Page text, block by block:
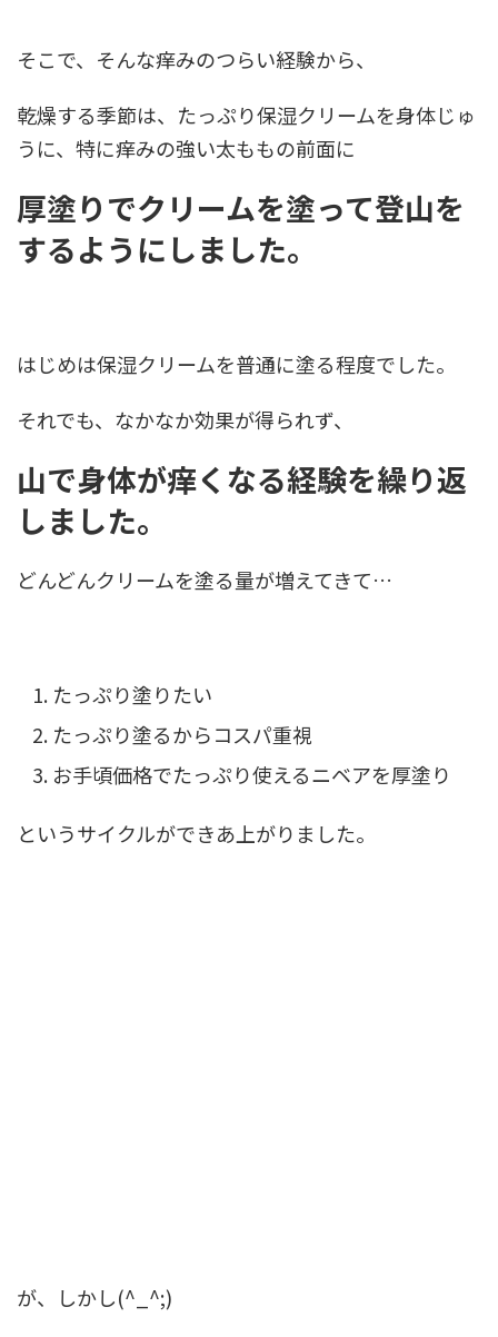
そこで、そんな痒みのつらい経験から、
乾燥する季節は、たっぷり保湿クリームを身体じゅ
うに、特に痒みの強い太ももの前面に
厚塗りでクリームを塗って登山を
するようにしました。
はじめは保湿クリームを普通に塗る程度でした。
それでも、なかなか効果が得られず、
山で身体が痒くなる経験を繰り返
しました。
どんどんクリームを塗る量が増えてきて…
たっぷり塗りたい
たっぷり塗るからコスパ重視
お手頃価格でたっぷり使えるニベアを厚塗り
というサイクルができあ上がりました。
が、しかし(^_^;)